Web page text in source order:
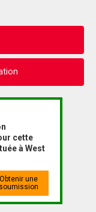
cette
à West
Obtenir une
soumission